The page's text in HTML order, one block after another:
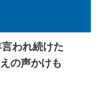
われ続けた
の声かけも